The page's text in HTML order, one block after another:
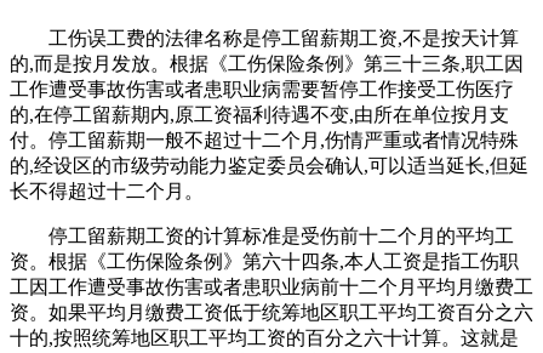
工伤误工费的法律名称是停工留薪期工资,不是按天计算
的,而是按月发放。根据《工伤保险条例》第三十三条,职工因
工作遭受事故伤害或者患职业病需要暂停工作接受工伤医疗
的,在停工留薪期内,原工资福利待遇不变,由所在单位按月支
付。停工留薪期一般不超过十二个月,伤情严重或者情况特殊
的,经设区的市级劳动能力鉴定委员会确认,可以适当延长,但延
长不得超过十二个月。
停工留薪期工资的计算标准是受伤前十二个月的平均工
资。根据《工伤保险条例》第六十四条,本人工资是指工伤职
工因工作遭受事故伤害或者患职业病前十二个月平均月缴费工
资。如果平均月缴费工资低于统筹地区职工平均工资百分之六
十的,按照统筹地区职工平均工资的百分之六十计算。这就是